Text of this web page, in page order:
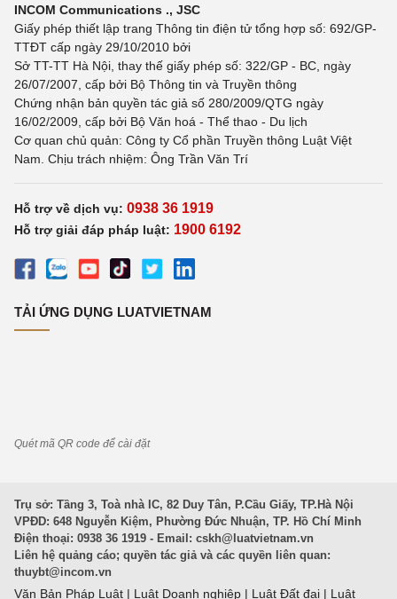
INCOM Communications ., JSC
Giấy phép thiết lập trang Thông tin điện tử tổng hợp số: 692/GP-
TTĐT cấp ngày 29/10/2010 bởi
Sở TT-TT Hà Nội, thay thế giấy phép số: 322/GP - BC, ngày
26/07/2007, cấp bởi Bộ Thông tin và Truyền thông
Chứng nhận bản quyền tác giả số 280/2009/QTG ngày
16/02/2009, cấp bởi Bộ Văn hoá - Thể thao - Du lịch
Cơ quan chủ quản: Công ty Cổ phần Truyền thông Luật Việt
Nam. Chịu trách nhiệm: Ông Trần Văn Trí
Hỗ trợ về dịch vụ: 0938 36 1919
Hỗ trợ giải đáp pháp luật: 1900 6192
TẢI ỨNG DỤNG LUATVIETNAM
Quét mã QR code để cài đặt
Trụ sở: Tầng 3, Toà nhà IC, 82 Duy Tân, P.Cầu Giấy, TP.Hà Nội
VPĐD: 648 Nguyễn Kiệm, Phường Đức Nhuận, TP. Hồ Chí Minh
Điện thoại: 0938 36 1919 - Email: cskh@luatvietnam.vn
Liên hệ quảng cáo; quyền tác giả và các quyền liên quan:
thuybt@incom.vn
Văn Bản Pháp Luật | Luật Doanh nghiệp | Luật Đất đai | Luật